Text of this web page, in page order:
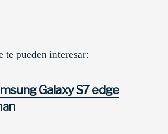
te pueden interesar:
Galaxy S7 edge